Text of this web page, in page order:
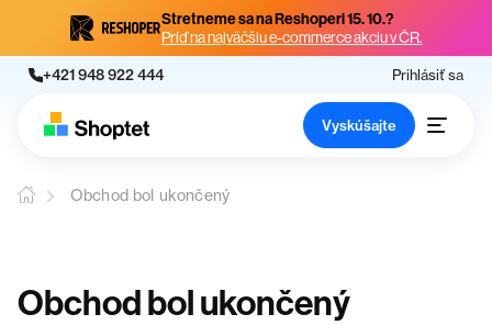
Stretneme sa na Reshoperi 15. 10.?
Príď na najväčšiu e-commerce akciu v ČR.
+421 948 922 444 Prihlásiť sa
Vyskúšajte
Obchod bol ukončený
Obchod bol ukončený